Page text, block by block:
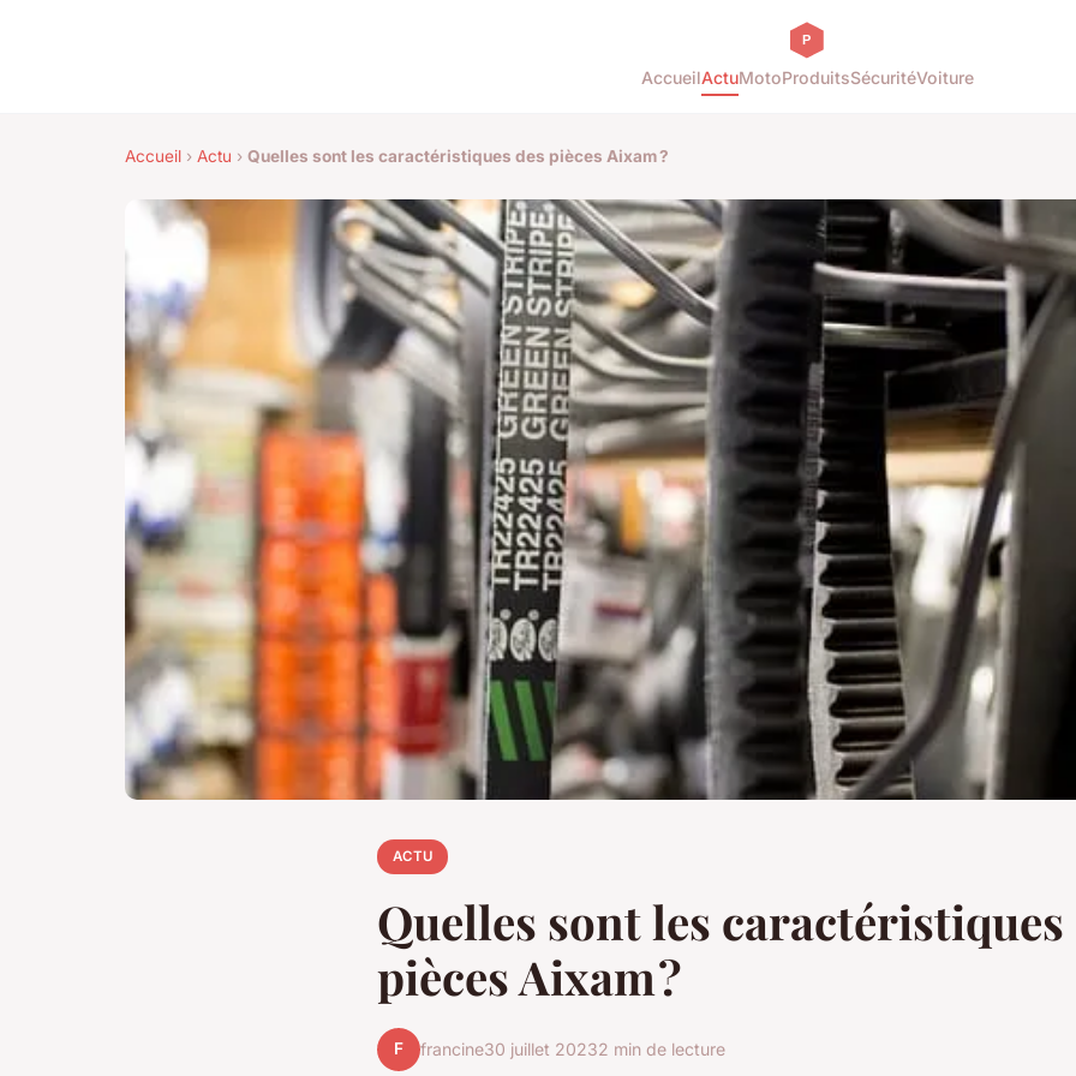
AccueilActuMotoProduitsSécuritéVoiture
Accueil › Actu › Quelles sont les caractéristiques des pièces Aixam ?
ACTU
Quelles sont les caractéristiques
pièces Aixam ?
F francine30 juillet 20232 min de lecture